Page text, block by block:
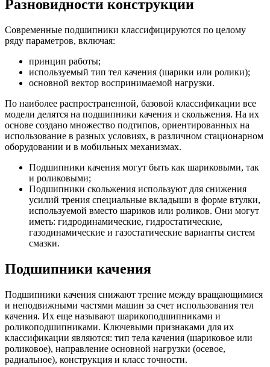
Разновидности конструкции
Современные подшипники классифицируются по целому
ряду параметров, включая:
принцип работы;
используемый тип тел качения (шарики или ролики);
основной вектор воспринимаемой нагрузки.
По наиболее распространенной, базовой классификации все
модели делятся на подшипники качения и скольжения. На их
основе создано множество подтипов, ориентированных на
использование в разных условиях, в различном стационарном
оборудовании и в мобильных механизмах.
Подшипники качения могут быть как шариковыми, так
и роликовыми;
Подшипники скольжения используют для снижения
усилий трения специальные вкладыши в форме втулки,
используемой вместо шариков или роликов. Они могут
иметь: гидродинамические, гидростатические,
газодинамические и газостатические варианты систем
смазки.
Подшипники качения
Подшипники качения снижают трение между вращающимися
и неподвижными частями машин за счет использования тел
качения. Их еще называют шарикоподшипниками и
роликоподшипниками. Ключевыми признаками для их
классификации являются: тип тела качения (шариковое или
роликовое), направление основной нагрузки (осевое,
радиальное), конструкция и класс точности.